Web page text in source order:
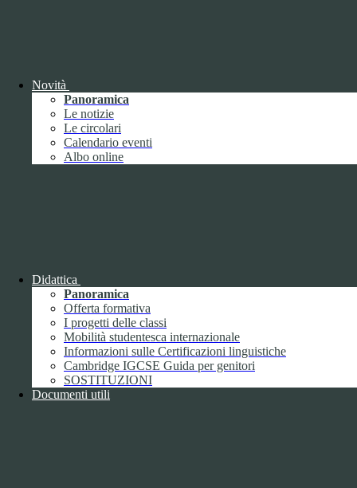
Novità
Panoramica
Le notizie
Le circolari
Calendario eventi
Albo online
Didattica
Panoramica
Offerta formativa
I progetti delle classi
Mobilità studentesca internazionale
Informazioni sulle Certificazioni linguistiche
Cambridge IGCSE Guida per genitori
SOSTITUZIONI
Documenti utili
TEATRO GRECO CLASSICO - "LE
BACCANTI" di Euripide - prossime date!
pagelle & compiti